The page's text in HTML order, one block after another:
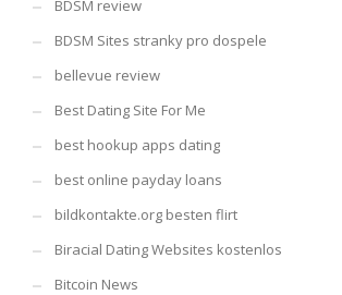
BDSM review
BDSM Sites stranky pro dospele
bellevue review
Best Dating Site For Me
best hookup apps dating
best online payday loans
bildkontakte.org besten flirt
Biracial Dating Websites kostenlos
Bitcoin News